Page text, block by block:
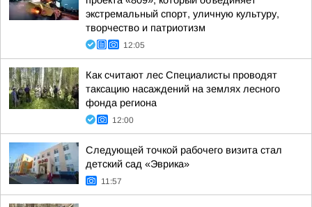
экстремальный спорт, уличную культуру,
творчество и патриотизм
12:05
Как считают лес Специалисты проводят
таксацию насаждений на землях лесного
фонда региона
12:00
Следующей точкой рабочего визита стал
детский сад «Эврика»
11:57